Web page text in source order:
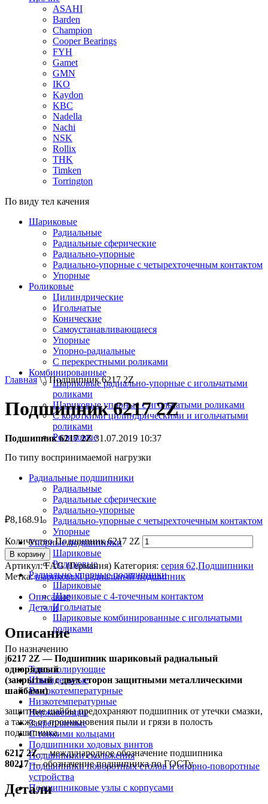
ASAHI
Barden
Champion
Cooper Bearings
FYH
Gamet
GMN
IKO
Kaydon
KBC
Nadella
Nachi
NSK
Rollix
THK
Timken
Torrington
По виду тел качения
Шариковые
Радиальные
Радиальные сферические
Радиально-упорные
Радиально-упорные с четырехточечным контактом
Упорные
Роликовые
Цилиндрические
Игольчатые
Конические
Самоустанавливающиеся
Упорные
Упорно-радиальные
C перекрестными роликами
Комбинированные
Шариковые радиально-упорные с игольчатыми
роликами
Шариковые упорные с игольчатыми роликами
С короткими цилиндрическими и игольчатыми
роликами
Роликовые
По типу воспринимаемой нагрузки
Радиальные подшипники
Радиальные
Радиальные сферические
Радиально-упорные
Радиально-упорные с четырехточечным контактом
Упорные
Упорные подшипники
Шариковые
Роликовые
Радиально-упорные подшипники
Шариковые
Шариковые с 4-точечным контактом
Игольчатые
Шариковые комбинированные с игольчатыми
роликами
По назначению
Токоизолирующие
Шпиндельные
Высокотемпературные
Низкотемпературные
Нержавеющие
Закрепляемые
С тонкими кольцами
Подшипники ходовых винтов
Подшипники скольжения
Подшипники поворотных столов и опорно-поворотные
устройства
Подшипниковые узлы с корпусами
Главная\ \ Подшипник 6217 2Z
Подшипник 6217 2Z
Подшипник 6217 2Z31.07.2019 10:37
₽8,168.91
Количество Подшипник 6217 2Z
В корзину
Артикул:FAG (Германия) Категория: серия 62,Подшипники
Метка:шариковый радиальный подшипник
Описание
Детали
Описание
ј6217 2Z — Подшипник шариковый радиальный
однорядный
(закрытый с двух сторон защитными металлическими
шайбами)
защитные шайбы предохраняют подшипник от утечки смазки,
а также от проникновения пыли и грязи в полость
подшипника.
6217 2Z— международное обозначение подшипника
80217— обозначение подшипника по ГОСТу.
Детали